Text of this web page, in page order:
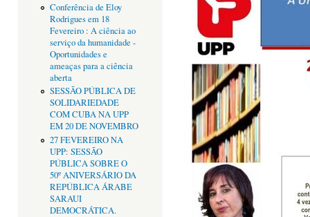
Conferência de Eloy
Rodrigues em 18
Fevereiro : A ciência ao
serviço da humanidade -
Oportunidades e
ameaças para a ciência
aberta
SESSÃO PÚBLICA DE
SOLIDARIEDADE
COM CUBA NA UPP
EM 20 DE NOVEMBRO
27 FEVEREIRO NA
UPP: SESSÃO
PÚBLICA SOBRE O
50º ANIVERSÁRIO DA
REPÚBLICA ÁRABE
SARAUI
DEMOCRÁTICA.